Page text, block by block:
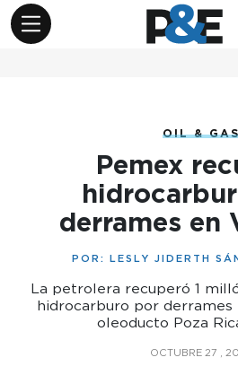
OIL &
Pemex
derrames en
POR: LESLY JIDERTH
La petrolera recuperó 1
hidrocarburo por derrames
oleoducto Poza
OCTUBRE 27 ,